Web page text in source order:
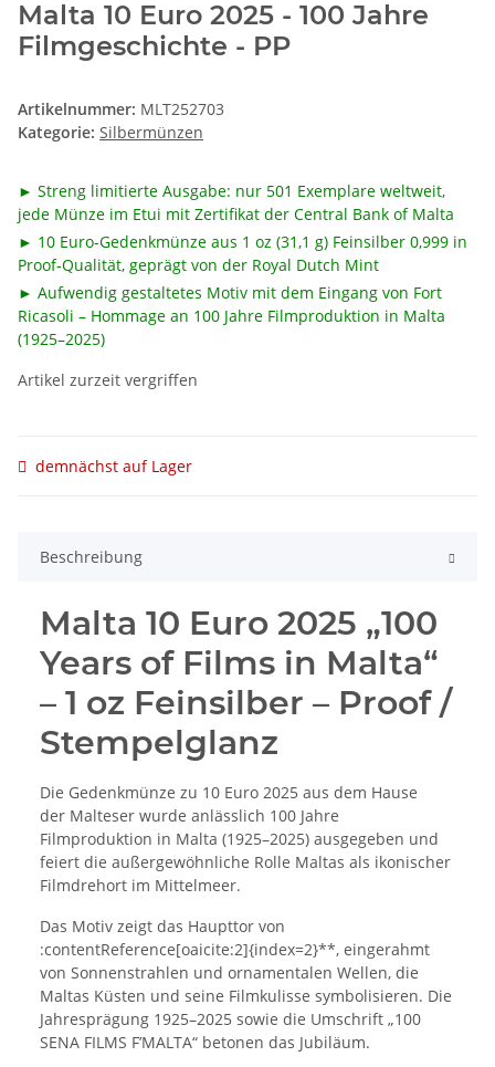
Malta 10 Euro 2025 - 100 Jahre
Filmgeschichte - PP
Artikelnummer: MLT252703
Kategorie: Silbermünzen
► Streng limitierte Ausgabe: nur 501 Exemplare weltweit,
jede Münze im Etui mit Zertifikat der Central Bank of Malta
► 10 Euro-Gedenkmünze aus 1 oz (31,1 g) Feinsilber 0,999 in
Proof-Qualität, geprägt von der Royal Dutch Mint
► Aufwendig gestaltetes Motiv mit dem Eingang von Fort
Ricasoli – Hommage an 100 Jahre Filmproduktion in Malta
(1925–2025)
Artikel zurzeit vergriffen
demnächst auf Lager
Beschreibung
Malta 10 Euro 2025 „100
Years of Films in Malta“
– 1 oz Feinsilber – Proof /
Stempelglanz
Die Gedenkmünze zu 10 Euro 2025 aus dem Hause
der Malteser wurde anlässlich 100 Jahre
Filmproduktion in Malta (1925–2025) ausgegeben und
feiert die außergewöhnliche Rolle Maltas als ikonischer
Filmdrehort im Mittelmeer.
Das Motiv zeigt das Haupttor von
:contentReference[oaicite:2]{index=2}**, eingerahmt
von Sonnenstrahlen und ornamentalen Wellen, die
Maltas Küsten und seine Filmkulisse symbolisieren. Die
Jahresprägung 1925–2025 sowie die Umschrift „100
SENA FILMS F’MALTA“ betonen das Jubiläum.